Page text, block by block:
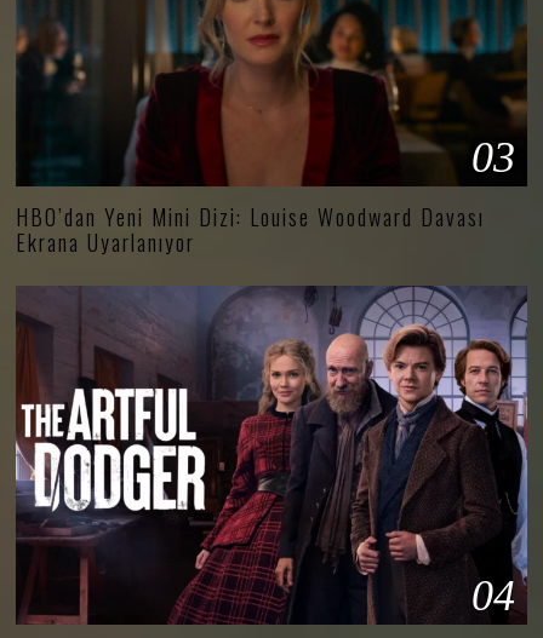
03
HBO’dan Yeni Mini Dizi: Louise Woodward Davası
Ekrana Uyarlanıyor
04